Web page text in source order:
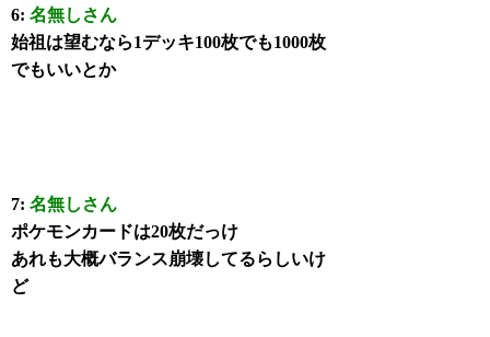
6:名無しさん
始祖は望むなら1デッキ100枚でも1000枚
でもいいとか
7:名無しさん
ポケモンカードは20枚だっけ
あれも大概バランス崩壊してるらしいけ
ど